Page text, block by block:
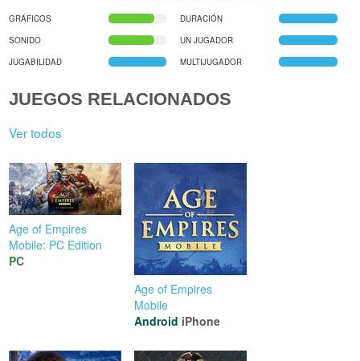
GRÁFICOS
DURACIÓN
SONIDO
UN JUGADOR
JUGABILIDAD
MULTIJUGADOR
JUEGOS RELACIONADOS
Ver todos
Age of Empires
Mobile: PC Edition
PC
Age of Empires
Mobile
Android iPhone